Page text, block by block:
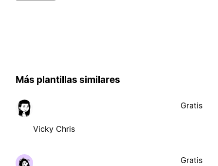
Más plantillas similares
Vicky Chris
Gratis
Gratis